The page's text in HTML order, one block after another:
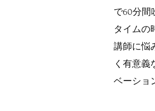
で60分間
タイムの
講師に悩
く有意義
ベーショ